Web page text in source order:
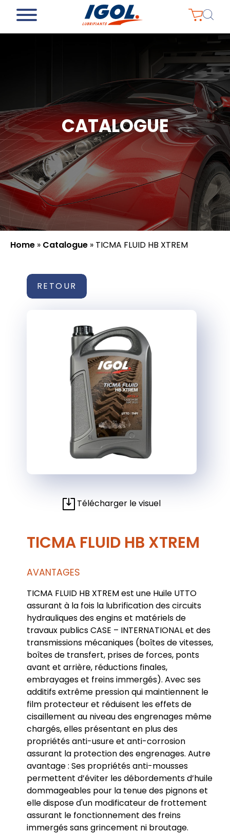
CATALOGUE
Home » Catalogue » TICMA FLUID HB XTREM
RETOUR
Télécharger le visuel
TICMA FLUID HB XTREM
AVANTAGES
TICMA FLUID HB XTREM est une Huile UTTO
assurant à la fois la lubrification des circuits
hydrauliques des engins et matériels de
travaux publics CASE – INTERNATIONAL et des
transmissions mécaniques (boîtes de vitesses,
boîtes de transfert, prises de forces, ponts
avant et arrière, réductions finales,
embrayages et freins immergés). Avec ses
additifs extrême pression qui maintiennent le
film protecteur et réduisent les effets de
cisaillement au niveau des engrenages même
chargés, elles présentant en plus des
propriétés anti-usure et anti-corrosion
assurant la protection des engrenages. Autre
avantage : Ses propriétés anti-mousses
permettent d’éviter les débordements d’huile
dommageables pour la tenue des pignons et
elle dispose d'un modificateur de frottement
assurant le fonctionnement des freins
immergés sans grincement ni broutage.